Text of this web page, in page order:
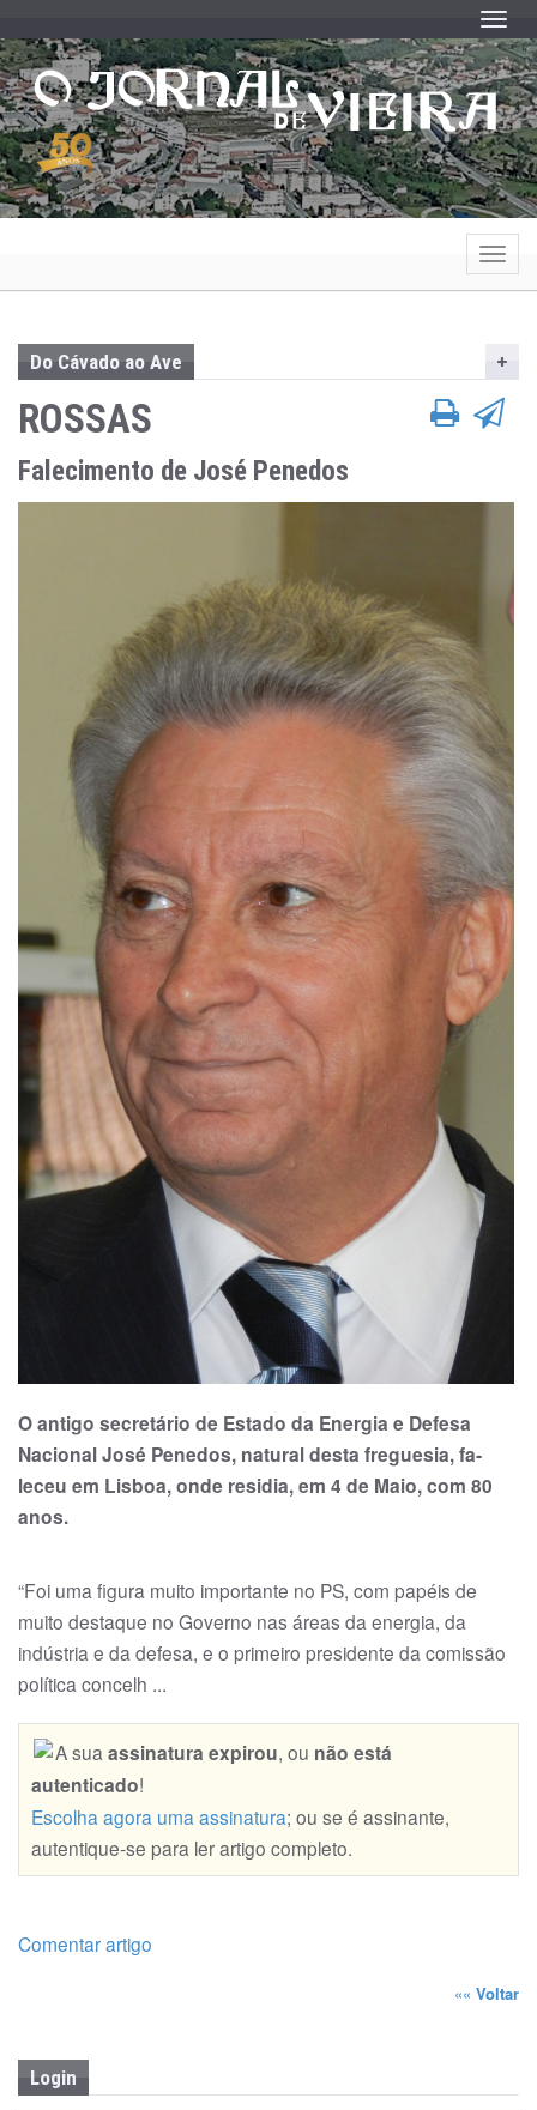
Do Cávado ao Ave
ROSSAS
Falecimento de José Penedos
O antigo secretário de Estado da Energia e Defesa
Nacional José Penedos, natural desta freguesia, fa­
leceu em Lisboa, onde residia, em 4 de Maio, com 80
anos.
“Foi uma figura muito importante no PS, com papéis de
muito destaque no Governo nas áreas da energia, da
indústria e da defesa, e o primeiro presidente da comissão
política concelh ...
A sua assinatura expirou, ou não está
autenticado!
Escolha agora uma assinatura; ou se é assinante,
autentique-se para ler artigo completo.
Comentar artigo
«« Voltar
Login